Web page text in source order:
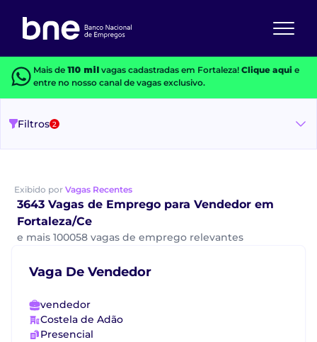
Mais de 110 milvagas cadastradas em Fortaleza! Clique aquie
entre no nosso canal de vagas exclusivo.
Filtros 2
Exibido por Vagas Recentes
3643 Vagas de Emprego para Vendedor em
Fortaleza/Ce
e mais 100058 vagas de emprego relevantes
Vaga De Vendedor
vendedor
Costela de Adão
Presencial